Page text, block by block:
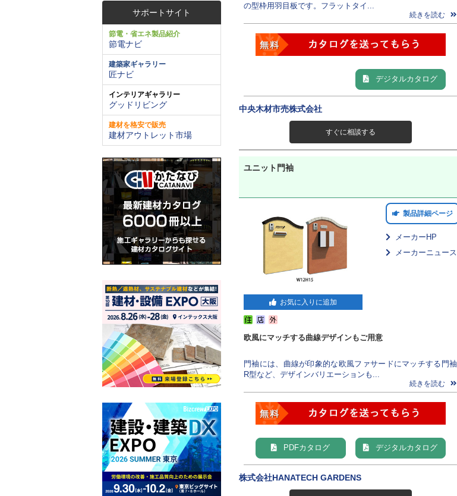
サポートサイト
節電・省エネ製品紹介
節電ナビ
建築家ギャラリー
匠ナビ
インテリアギャラリー
グッドリビング
建材を格安で販売
建材アウトレット市場
の型枠用羽目板です。フラットタイ...
続きを読む
デジタルカタログ
中央木材市売株式会社
すぐに相談する
ユニット門袖
お気に入りに追加
製品詳細ページ
メーカーHP
メーカーニュース
欧風にマッチする曲線デザインもご用意
門袖には、曲線が印象的な欧風ファサードにマッチする門袖
R型など、デザインバリエーションも...
続きを読む
PDFカタログ デジタルカタログ
株式会社HANATECH GARDENS